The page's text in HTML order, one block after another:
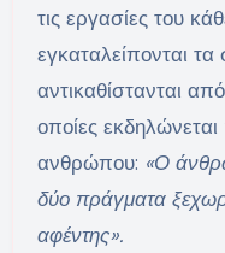
τις εργασίες του
εγκαταλείπονται
αντικαθίστανται
οποίες εκδηλώνεται
ανθρώπου: «Ο
δύο πράγματα
αφέντης».